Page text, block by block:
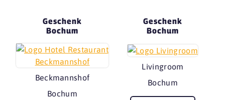
Geschenk
Bochum
Beckmannshof
Bochum
Geschenk
Bochum
Livingroom
Bochum